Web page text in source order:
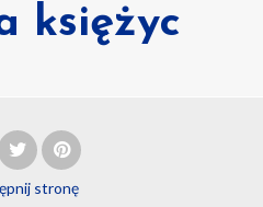
księżyc
stronę